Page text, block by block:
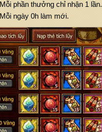
Mỗi phần thưởng chỉ nhận 1 lần.
Mỗi ngày 0h làm mới.